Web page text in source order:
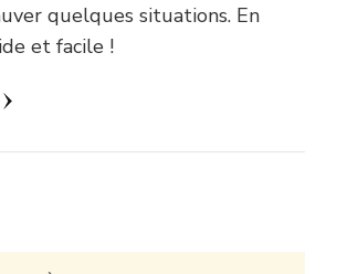
quelques situations. En
et facile !